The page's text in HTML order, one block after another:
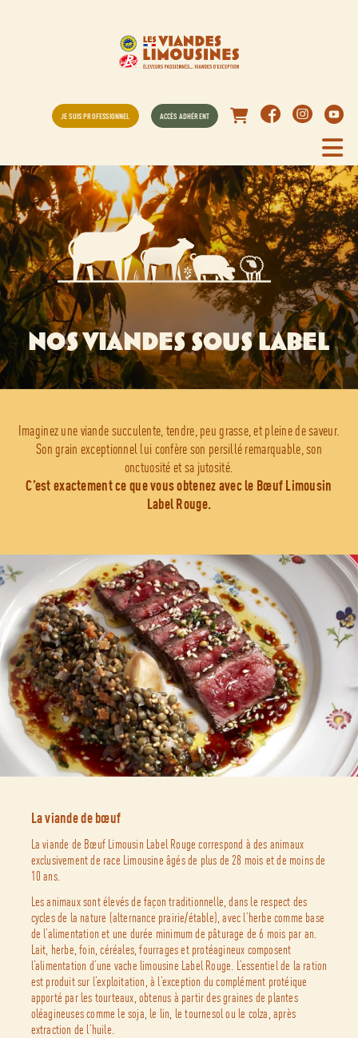
JE SUIS PROFESSIONNEL ACCÈS ADHÉRENT
NOS VIANDES SOUS LABEL
Imaginez une viande succulente, tendre, peu grasse, et pleine de saveur.
Son grain exceptionnel lui confère son persillé remarquable, son
onctuosité et sa jutosité.
C’est exactement ce que vous obtenez avec le Bœuf Limousin
Label Rouge.
La viande de bœuf
La viande de Bœuf Limousin Label Rouge correspond à des animaux
exclusivement de race Limousine âgés de plus de 28 mois et de moins de
10 ans.
Les animaux sont élevés de façon traditionnelle, dans le respect des
cycles de la nature (alternance prairie/étable), avec l’herbe comme base
de l’alimentation et une durée minimum de pâturage de 6 mois par an.
Lait, herbe, foin, céréales, fourrages et protéagineux composent
l’alimentation d’une vache limousine Label Rouge. L’essentiel de la ration
est produit sur l’exploitation, à l’exception du complément protéique
apporté par les tourteaux, obtenus à partir des graines de plantes
oléagineuses comme le soja, le lin, le tournesol ou le colza, après
extraction de l’huile.